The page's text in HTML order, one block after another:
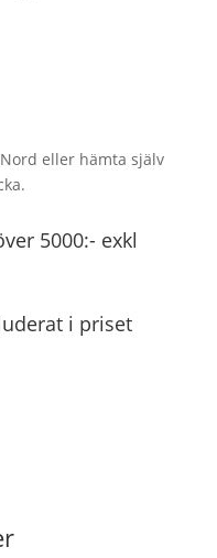
eller hämta själv
5000:- exkl
i priset